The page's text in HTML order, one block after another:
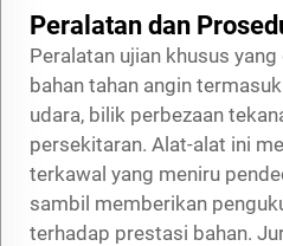
Peralatan dan
Peralatan ujian khusus
bahan tahan angin
udara, bilik perbezaan
persekitaran. Alat-alat ini
terkawal yang meniru
sambil memberikan
terhadap prestasi bahan.